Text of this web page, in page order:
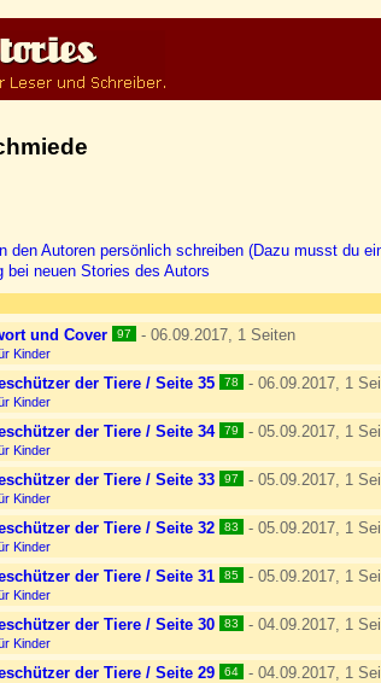
den Autoren persönlich schreiben (Dazu musst du
bei neuen Stories des Autors
und Cover
97 - 06.09.2017, 1 Seiten
Kinder
der Tiere / Seite 35 78 - 06.09.2017, 1
Kinder
der Tiere / Seite 34 79 - 05.09.2017, 1
Kinder
der Tiere / Seite 33 97 - 05.09.2017, 1
Kinder
der Tiere / Seite 32 83 - 05.09.2017, 1
Kinder
der Tiere / Seite 31 85 - 05.09.2017, 1
Kinder
der Tiere / Seite 30 83 - 04.09.2017, 1
Kinder
der Tiere / Seite 29 64 - 04.09.2017, 1